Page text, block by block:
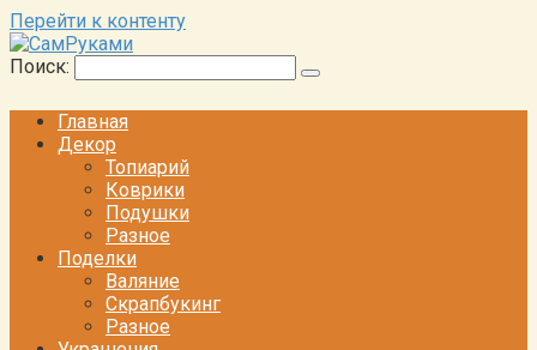
Перейти к контенту
Поиск:
Главная
Декор
Топиарий
Коврики
Подушки
Разное
Поделки
Валяние
Скрапбукинг
Разное